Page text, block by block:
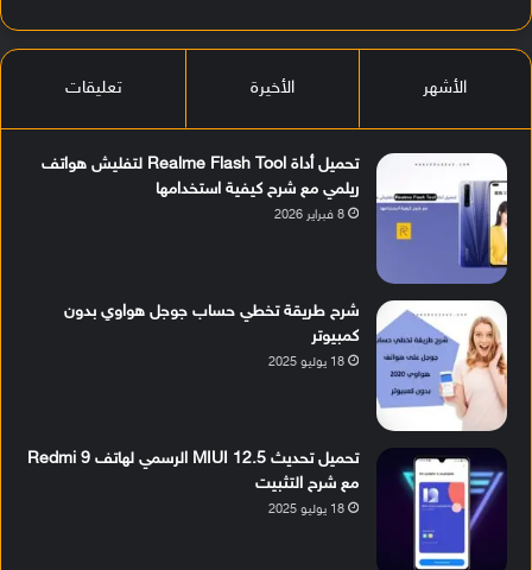
الأشهر الأخيرة تعليقات
تحميل أداة Realme Flash Tool لتفليش هواتف
ريلمي مع شرح كيفية استخدامها
8 فبراير 2026
شرح طريقة تخطي حساب جوجل هواوي بدون
كمبيوتر
18 يوليو 2025
تحميل تحديث MIUI 12.5 الرسمي لهاتف Redmi 9
مع شرح التثبيت
18 يوليو 2025